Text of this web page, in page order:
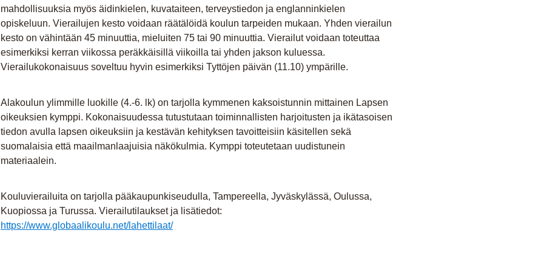
mahdollisuuksia myös äidinkielen, kuvataiteen, terveystiedon ja englanninkielen
opiskeluun. Vierailujen kesto voidaan räätälöidä koulun tarpeiden mukaan. Yhden vierailun
kesto on vähintään 45 minuuttia, mieluiten 75 tai 90 minuuttia. Vierailut voidaan toteuttaa
esimerkiksi kerran viikossa peräkkäisillä viikoilla tai yhden jakson kuluessa.
Vierailukokonaisuus soveltuu hyvin esimerkiksi Tyttöjen päivän (11.10) ympärille.
Alakoulun ylimmille luokille (4.-6. lk) on tarjolla kymmenen kaksoistunnin mittainen Lapsen
oikeuksien kymppi. Kokonaisuudessa tutustutaan toiminnallisten harjoitusten ja ikätasoisen
tiedon avulla lapsen oikeuksiin ja kestävän kehityksen tavoitteisiin käsitellen sekä
suomalaisia että maailmanlaajuisia näkökulmia. Kymppi toteutetaan uudistunein
materiaalein.
Kouluvierailuita on tarjolla pääkaupunkiseudulla, Tampereella, Jyväskylässä, Oulussa,
Kuopiossa ja Turussa. Vierailutilaukset ja lisätiedot:
https://www.globaalikoulu.net/lahettilaat/